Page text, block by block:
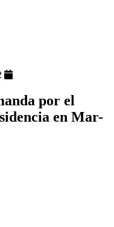
por el
en Mar-